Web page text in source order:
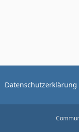
Datenschutzerklärung